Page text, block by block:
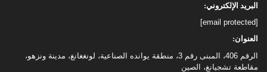
البريد الإلكتروني:
[email protected]
العنوان:
الرقم 406، المبنى رقم 3، منطقة يوانده الصناعية، لونغغانغ، مدينة ونزهو،
مقاطعة تشجيانغ، الصين